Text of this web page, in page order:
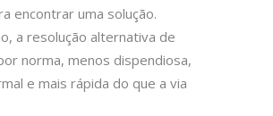
encontrar uma solução.
a resolução alternativa de
norma, menos dispendiosa,
e mais rápida do que a via